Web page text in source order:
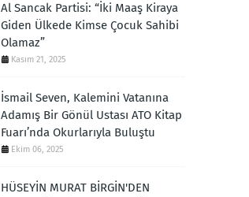
Al Sancak Partisi: “İki Maaş Kiraya
Giden Ülkede Kimse Çocuk Sahibi
Olamaz”
Kasım 21, 2025
İsmail Seven, Kalemini Vatanına
Adamış Bir Gönül Ustası ATO Kitap
Fuarı’nda Okurlarıyla Buluştu
Ekim 06, 2025
HÜSEYİN MURAT BİRGİN'DEN